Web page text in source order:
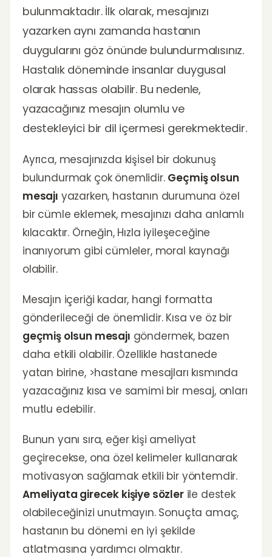
bulunmaktadır. İlk olarak, mesajınızı
yazarken aynı zamanda hastanın
duygularını göz önünde bulundurmalısınız.
Hastalık döneminde insanlar duygusal
olarak hassas olabilir. Bu nedenle,
yazacağınız mesajın olumlu ve
destekleyici bir dil içermesi gerekmektedir.
Ayrıca, mesajınızda kişisel bir dokunuş
bulundurmak çok önemlidir. Geçmiş olsun
mesajı yazarken, hastanın durumuna özel
bir cümle eklemek, mesajınızı daha anlamlı
kılacaktır. Örneğin, Hızla iyileşeceğine
inanıyorum gibi cümleler, moral kaynağı
olabilir.
Mesajın içeriği kadar, hangi formatta
gönderileceği de önemlidir. Kısa ve öz bir
geçmiş olsun mesajı göndermek, bazen
daha etkili olabilir. Özellikle hastanede
yatan birine, >hastane mesajları kısmında
yazacağınız kısa ve samimi bir mesaj, onları
mutlu edebilir.
Bunun yanı sıra, eğer kişi ameliyat
geçirecekse, ona özel kelimeler kullanarak
motivasyon sağlamak etkili bir yöntemdir.
Ameliyata girecek kişiye sözlerile destek
olabileceğinizi unutmayın. Sonuçta amaç,
hastanın bu dönemi en iyi şekilde
atlatmasına yardımcı olmaktır.